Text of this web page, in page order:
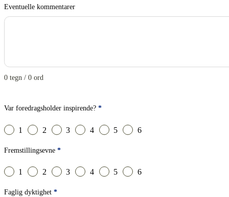
Eventuelle kommentarer
0 tegn / 0 ord
Foredragsholder
Var foredragsholder inspirende? *
1 2 3 4 5 6
Fremstillingsevne *
1 2 3 4 5 6
Faglig dyktighet *